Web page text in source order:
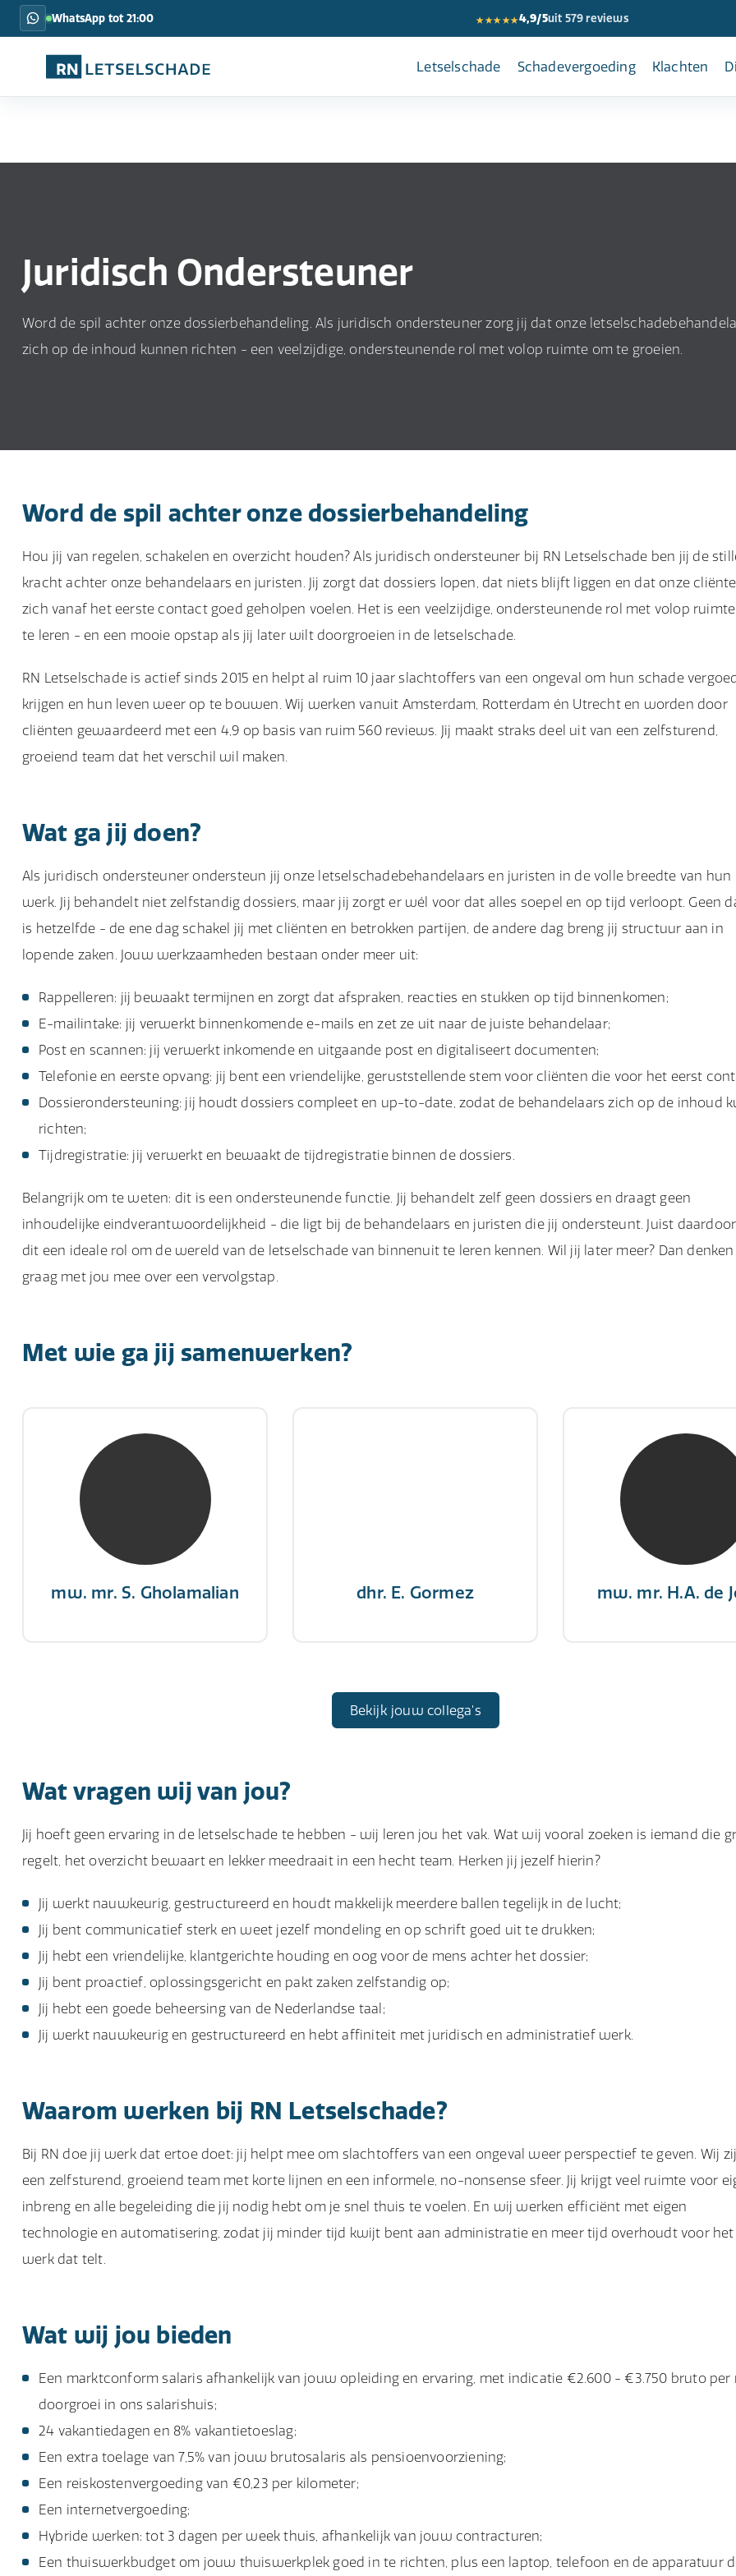
WhatsApp tot 21:00 ★★★★★4,9/5uit 579 reviews
Letselschade Schadevergoeding Klachten
Juridisch Ondersteuner
Word de spil achter onze dossierbehandeling. Als juridisch ondersteuner zorg jij dat onze
zich op de inhoud kunnen richten - een veelzijdige, ondersteunende rol met volop ruimte om te groeien.
Word de spil achter onze dossierbehandeling
Hou jij van regelen, schakelen en overzicht houden? Als juridisch ondersteuner bij RN Letselschade ben jij de
kracht achter onze behandelaars en juristen. Jij zorgt dat dossiers lopen, dat niets blijft liggen en dat onze
zich vanaf het eerste contact goed geholpen voelen. Het is een veelzijdige, ondersteunende rol met volop
te leren - en een mooie opstap als jij later wilt doorgroeien in de letselschade.
RN Letselschade is actief sinds 2015 en helpt al ruim 10 jaar slachtoffers van een ongeval om hun schade
krijgen en hun leven weer op te bouwen. Wij werken vanuit Amsterdam, Rotterdam én Utrecht en worden door
cliënten gewaardeerd met een 4,9 op basis van ruim 560 reviews. Jij maakt straks deel uit van een zelfsturend,
groeiend team dat het verschil wil maken.
Wat ga jij doen?
Als juridisch ondersteuner ondersteun jij onze letselschadebehandelaars en juristen in de volle breedte van hun
werk. Jij behandelt niet zelfstandig dossiers, maar jij zorgt er wél voor dat alles soepel en op tijd verloopt. Geen
is hetzelfde - de ene dag schakel jij met cliënten en betrokken partijen, de andere dag breng jij structuur aan in
lopende zaken. Jouw werkzaamheden bestaan onder meer uit:
Rappelleren: jij bewaakt termijnen en zorgt dat afspraken, reacties en stukken op tijd binnenkomen;
E-mailintake: jij verwerkt binnenkomende e-mails en zet ze uit naar de juiste behandelaar;
Post en scannen: jij verwerkt inkomende en uitgaande post en digitaliseert documenten;
Telefonie en eerste opvang: jij bent een vriendelijke, geruststellende stem voor cliënten die voor het eerst
Dossierondersteuning: jij houdt dossiers compleet en up-to-date, zodat de behandelaars zich op de inhoud
richten;
Tijdregistratie: jij verwerkt en bewaakt de tijdregistratie binnen de dossiers.
Belangrijk om te weten: dit is een ondersteunende functie. Jij behandelt zelf geen dossiers en draagt geen
inhoudelijke eindverantwoordelijkheid - die ligt bij de behandelaars en juristen die jij ondersteunt. Juist
dit een ideale rol om de wereld van de letselschade van binnenuit te leren kennen. Wil jij later meer? Dan
graag met jou mee over een vervolgstap.
Met wie ga jij samenwerken?
mw. mr. S. Gholamalian
mw. mr. S. Gholamalian
NIVRE Register-Expert
“Als je de richting van de wind
niet kunt veranderen, verander
dan de stand van je zeilen.”
dhr. E. Gormez mw. mr. H.A. de
mw. mr. H.A. de
NIVRE Register-
"There is no elevator to
you need to take the
Bekijk jouw collega's
Wat vragen wij van jou?
Jij hoeft geen ervaring in de letselschade te hebben - wij leren jou het vak. Wat wij vooral zoeken is iemand die
regelt, het overzicht bewaart en lekker meedraait in een hecht team. Herken jij jezelf hierin?
Jij werkt nauwkeurig, gestructureerd en houdt makkelijk meerdere ballen tegelijk in de lucht;
Jij bent communicatief sterk en weet jezelf mondeling en op schrift goed uit te drukken;
Jij hebt een vriendelijke, klantgerichte houding en oog voor de mens achter het dossier;
Jij bent proactief, oplossingsgericht en pakt zaken zelfstandig op;
Jij hebt een goede beheersing van de Nederlandse taal;
Jij werkt nauwkeurig en gestructureerd en hebt affiniteit met juridisch en administratief werk.
Waarom werken bij RN Letselschade?
Bij RN doe jij werk dat ertoe doet: jij helpt mee om slachtoffers van een ongeval weer perspectief te geven. Wij
een zelfsturend, groeiend team met korte lijnen en een informele, no-nonsense sfeer. Jij krijgt veel ruimte voor
inbreng en alle begeleiding die jij nodig hebt om je snel thuis te voelen. En wij werken efficiënt met eigen
technologie en automatisering, zodat jij minder tijd kwijt bent aan administratie en meer tijd overhoudt voor het
werk dat telt.
Wat wij jou bieden
Een marktconform salaris afhankelijk van jouw opleiding en ervaring, met indicatie €2.600 - €3.750 bruto per
doorgroei in ons salarishuis;
24 vakantiedagen en 8% vakantietoeslag;
Een extra toelage van 7,5% van jouw brutosalaris als pensioenvoorziening;
Een reiskostenvergoeding van €0,23 per kilometer;
Een internetvergoeding;
Hybride werken: tot 3 dagen per week thuis, afhankelijk van jouw contracturen;
Een thuiswerkbudget om jouw thuiswerkplek goed in te richten, plus een laptop, telefoon en de apparatuur